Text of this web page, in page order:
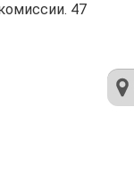
47